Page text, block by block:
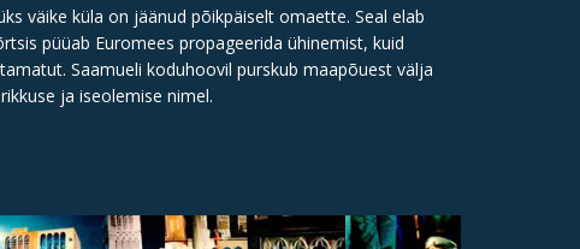
väike küla on jäänud põikpäiselt omaette. Seal elab
püüab Euromees propageerida ühinemist, kuid
Saamueli koduhoovil purskub maapõuest välja
ja iseolemise nimel.